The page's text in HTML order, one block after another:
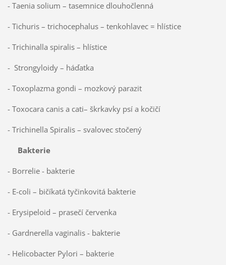
- Taenia solium – tasemnice dlouhočlenná
- Tichuris – trichocephalus – tenkohlavec = hlístice
- Trichinalla spiralis – hlístice
- Strongyloidy – háďatka
- Toxoplazma gondi – mozkový parazit
- Toxocara canis a cati– škrkavky psí a kočičí
- Trichinella Spiralis – svalovec stočený
Bakterie
- Borrelie - bakterie
- E-coli – bičíkatá tyčinkovitá bakterie
- Erysipeloid – prasečí červenka
- Gardnerella vaginalis - bakterie
- Helicobacter Pylori – bakterie